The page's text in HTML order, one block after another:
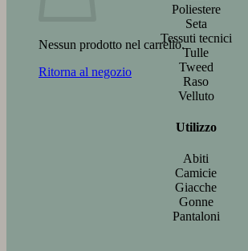
Nessun prodotto nel carrello.
Ritorna al negozio
Poliestere
Seta
Tessuti tecnici
Tulle
Tweed
Raso
Velluto
Utilizzo
Abiti
Camicie
Giacche
Gonne
Pantaloni